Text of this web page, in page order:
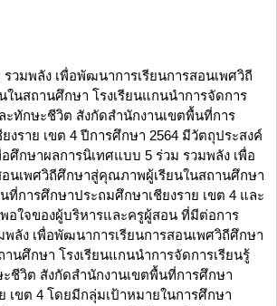
วมพลัง เพื่อพัฒนาการเรียนการสอนเพศวิถี
นสถานศึกษา โรงเรียนแกนนำการจัดการ
ะทักษะชีวิต สังกัดสำนักงานเขตพื้นที่การ
งราย เขต 4 ปีการศึกษา 2564 มีวัตถุประสงค์
ศึกษาผลการนิเทศแบบ 5 ร่วม รวมพลัง เพื่อ
นเพศวิถีศึกษาสู่คุณภาพผู้เรียนในสถานศึกษา
ที่การศึกษาประถมศึกษาเชียงราย เขต 4 และ
อใจของผู้บริหารและครูผู้สอน ที่มีต่อการ
ลัง เพื่อพัฒนาการเรียนการสอนเพศวิถีศึกษา
นศึกษา โรงเรียนแกนนำการจัดการเรียนรู้
ชีวิต สังกัดสำนักงานเขตพื้นที่การศึกษา
เขต 4 โดยมีกลุ่มเป้าหมายในการศึกษา